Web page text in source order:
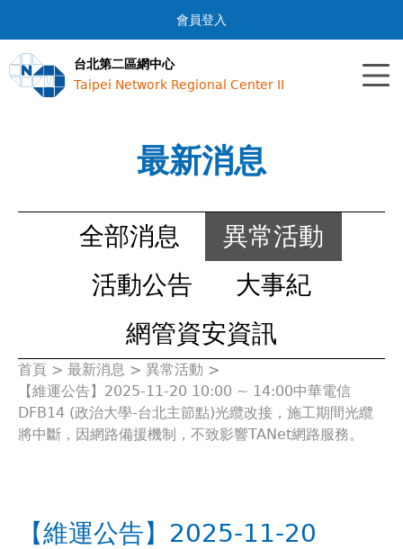
Jump to navigation
會員登入
台北第二區網中心
Taipei Network Regional Center II
最新消息
全部消息
異常活動
活動公告
大事紀
網管資安資訊
您
在
首頁 > 最新消息 > 異常活動 >
【維運公告】2025-11-20 10:00 ~ 14:00中華電信
DFB14 (政治大學-台北主節點)光纜改接，施工期間光纜
將中斷，因網路備援機制，不致影響TANet網路服務。
【維運公告】2025-11-20